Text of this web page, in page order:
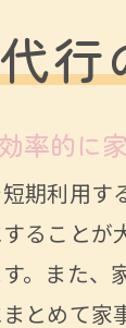
行
率的に
期利用す
ることが
。また、
とめて家